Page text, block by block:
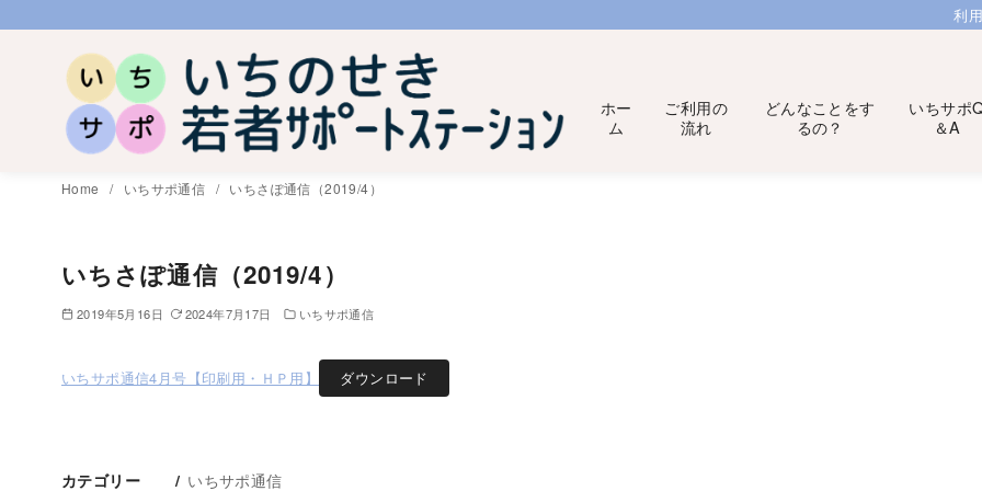
利
ホー
ム
ご利用の
流れ
どんなことをす
るの？
いちサポ
＆A
Home いちサポ通信 いちさぽ通信（2019/4）
いちさぽ通信（2019/4）
2019年5月16日 2024年7月17日 いちサポ通信
いちサポ通信4月号【印刷用・ＨＰ用】 ダウンロード
カテゴリー いちサポ通信